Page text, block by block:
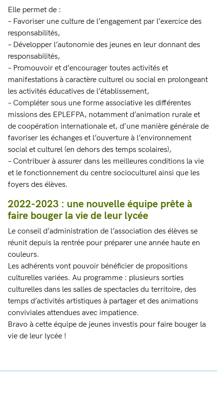
Elle permet de :
– Favoriser une culture de l’engagement par l’exercice des
responsabilités,
– Développer l’autonomie des jeunes en leur donnant des
responsabilités,
– Promouvoir et d’encourager toutes activités et
manifestations à caractère culturel ou social en prolongeant
les activités éducatives de l’établissement,
– Compléter sous une forme associative les différentes
missions des EPLEFPA, notamment d’animation rurale et
de coopération internationale et, d’une manière générale de
favoriser les échanges et l’ouverture à l’environnement
social et culturel (en dehors des temps scolaires),
– Contribuer à assurer dans les meilleures conditions la vie
et le fonctionnement du centre socioculturel ainsi que les
foyers des élèves.
2022-2023 : une nouvelle équipe prête à
faire bouger la vie de leur lycée
Le conseil d’administration de l’association des élèves se
réunit depuis la rentrée pour préparer une année haute en
couleurs.
Les adhérents vont pouvoir bénéficier de propositions
culturelles variées. Au programme : plusieurs sorties
culturelles dans les salles de spectacles du territoire, des
temps d’activités artistiques à partager et des animations
conviviales attendues avec impatience.
Bravo à cette équipe de jeunes investis pour faire bouger la
vie de leur lycée !